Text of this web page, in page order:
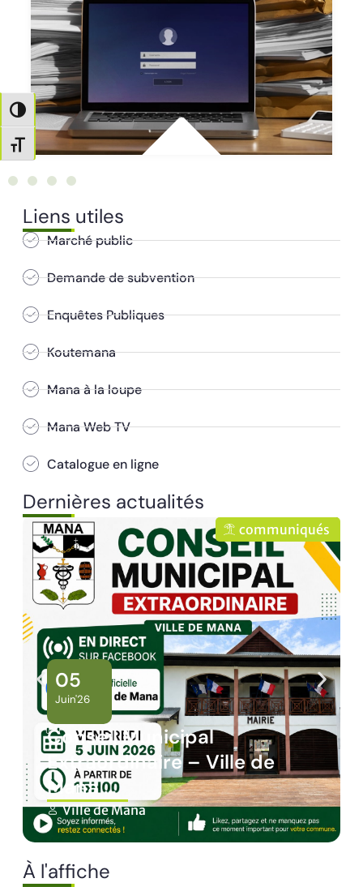
Passer en contraste élevé
Changer la taille de la police
Liens utiles
Marché public
Demande de subvention
Enquêtes Publiques
Koutemana
Mana à la loupe
Mana Web TV
Catalogue en ligne
Dernières actualités
communiqués
Ville de
02
Juin'26
Panne des
sur le territoire de
Ville de Mana
À l'affiche